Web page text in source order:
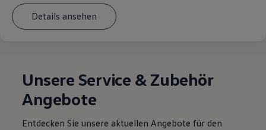
Details ansehen
Unsere Service & Zubehör
Angebote
Entdecken Sie unsere aktuellen Angebote für den